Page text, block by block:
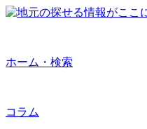
ホーム・検索
コラム